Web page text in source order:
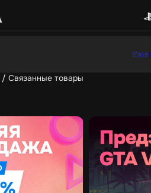
Sale
/ Связанные товары